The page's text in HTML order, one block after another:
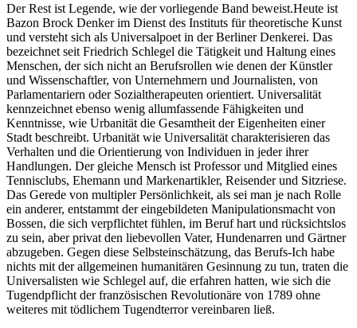
Der Rest ist Legende, wie der vorliegende Band beweist.Heute ist
Bazon Brock Denker im Dienst des Instituts für theoretische Kunst
und versteht sich als Universalpoet in der Berliner Denkerei. Das
bezeichnet seit Friedrich Schlegel die Tätigkeit und Haltung eines
Menschen, der sich nicht an Berufsrollen wie denen der Künstler
und Wissenschaftler, von Unternehmern und Journalisten, von
Parlamentariern oder Sozialtherapeuten orientiert. Universalität
kennzeichnet ebenso wenig allumfassende Fähigkeiten und
Kenntnisse, wie Urbanität die Gesamtheit der Eigenheiten einer
Stadt beschreibt. Urbanität wie Universalität charakterisieren das
Verhalten und die Orientierung von Individuen in jeder ihrer
Handlungen. Der gleiche Mensch ist Professor und Mitglied eines
Tennisclubs, Ehemann und Markenartikler, Reisender und Sitzriese.
Das Gerede von multipler Persönlichkeit, als sei man je nach Rolle
ein anderer, entstammt der eingebildeten Manipulationsmacht von
Bossen, die sich verpflichtet fühlen, im Beruf hart und rücksichtslos
zu sein, aber privat den liebevollen Vater, Hundenarren und Gärtner
abzugeben. Gegen diese Selbsteinschätzung, das Berufs-Ich habe
nichts mit der allgemeinen humanitären Gesinnung zu tun, traten die
Universalisten wie Schlegel auf, die erfahren hatten, wie sich die
Tugendpflicht der französischen Revolutionäre von 1789 ohne
weiteres mit tödlichem Tugendterror vereinbaren ließ.